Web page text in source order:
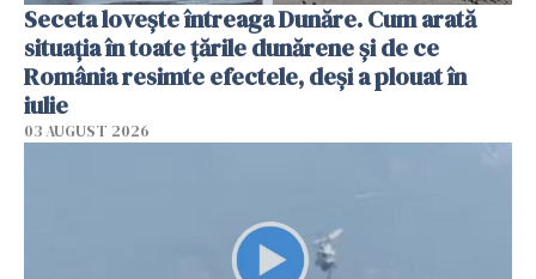
Seceta lovește întreaga Dunăre. Cum arată
situația în toate țările dunărene și de ce
România resimte efectele, deși a plouat în
iulie
03 AUGUST 2026